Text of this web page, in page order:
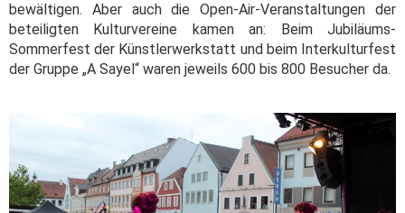
bewältigen. Aber auch die Open-Air-Veranstaltungen der
beteiligten Kulturvereine kamen an: Beim Jubiläums-
Sommerfest der Künstlerwerkstatt und beim Interkulturfest
der Gruppe „A Sayel“ waren jeweils 600 bis 800 Besucher da.